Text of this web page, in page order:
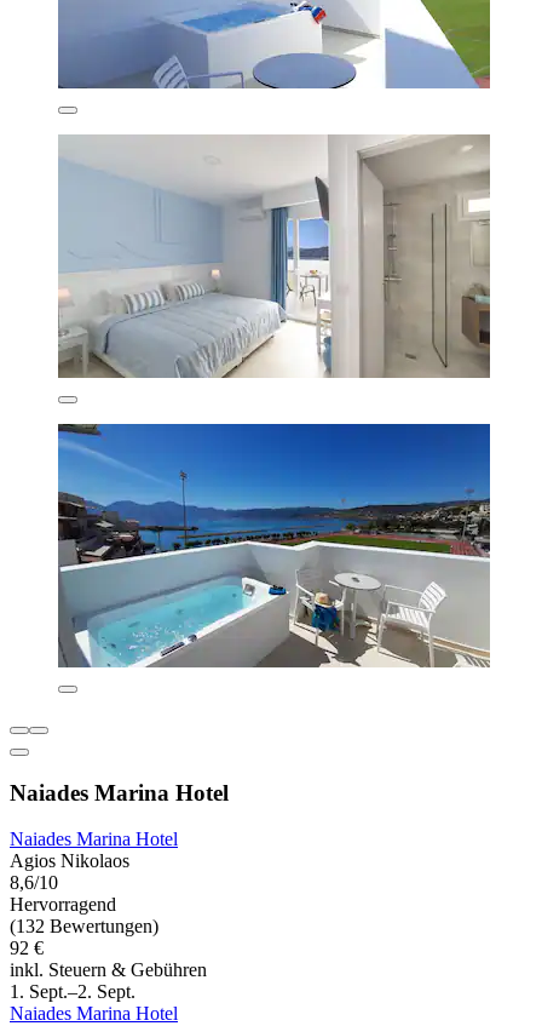
Naiades Marina Hotel
Naiades Marina Hotel
Agios Nikolaos
8,6/10
Hervorragend
(132 Bewertungen)
92 €
inkl. Steuern & Gebühren
1. Sept.–2. Sept.
Naiades Marina Hotel